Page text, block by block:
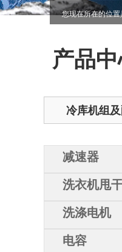
您现在所在的位置
产品
冷库机组
减速器
洗衣机甩
洗涤电机
电容